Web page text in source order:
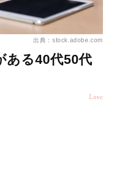
出典：stock.adobe.com
る40代50代
Love